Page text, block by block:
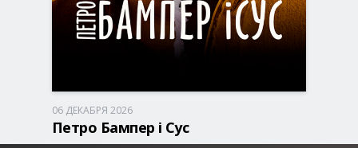
Запорожье, 17:00
ДК Днепроспецсталь
390 - 890 грн
06 ДЕКАБРЯ 2026
Петро Бампер і Сус